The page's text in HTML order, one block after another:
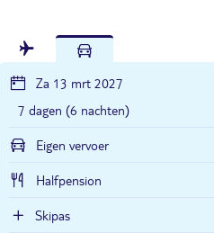
Za 13 mrt 2027
7 dagen (6 nachten)
Eigen vervoer
Halfpension
Skipas